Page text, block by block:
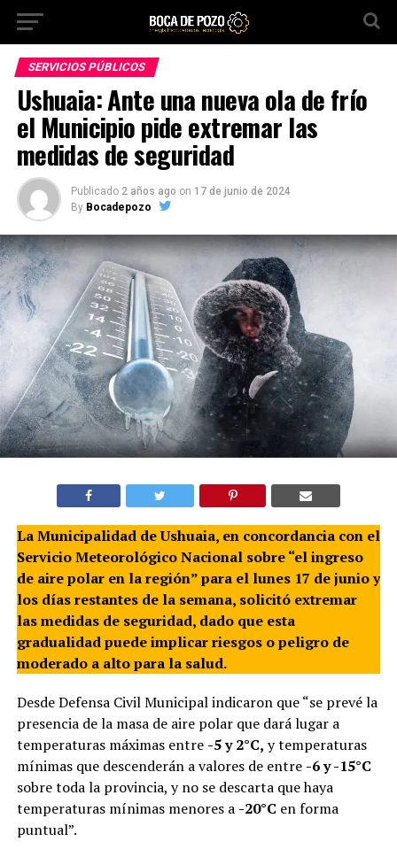
SERVICIOS PÚBLICOS
Ushuaia: Ante una nueva ola de frío
el Municipio pide extremar las
medidas de seguridad
Publicado 2 años ago on 17 de junio de 2024
By Bocadepozo
La Municipalidad de Ushuaia, en concordancia con el
Servicio Meteorológico Nacional sobre “el ingreso
de aire polar en la región” para el lunes 17 de junio y
los días restantes de la semana, solicitó extremar
las medidas de seguridad, dado que esta
gradualidad puede implicar riesgos o peligro de
moderado a alto para la salud.
Desde Defensa Civil Municipal indicaron que “se prevé la
presencia de la masa de aire polar que dará lugar a
temperaturas máximas entre -5 y 2°C, y temperaturas
mínimas que descenderán a valores de entre -6 y -15°C
sobre toda la provincia, y no se descarta que haya
temperaturas mínimas menores a -20°C en forma
puntual”.